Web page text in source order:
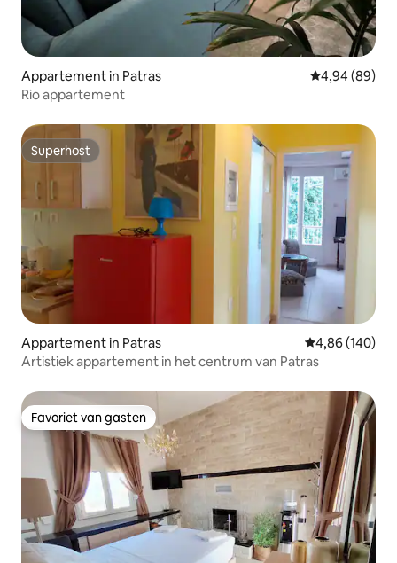
Appartement in Patras Gemiddelde
4,94 (89)
Rio appartement
Superhost
Superhost
Appartement in Patras Gemiddelde
4,86 (140)
Artistiek appartement in het centrum van Patras
Favoriet van gasten
Favoriet van gasten